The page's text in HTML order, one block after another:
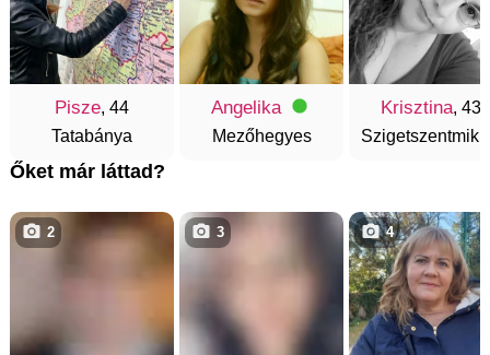
Pisze, 44
Tatabánya
Angelika
Mezőhegyes
Krisztina, 43
Őket már láttad?
2 3 4